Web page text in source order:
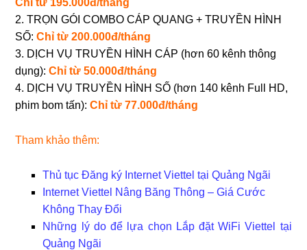
2. TRỌN GÓI COMBO CÁP QUANG + TRUYỀN HÌNH
SỐ:Chỉ từ 200.000đ/tháng
3. DỊCH VỤ TRUYỀN HÌNH CÁP (hơn 60 kênh thông
dụng):Chỉ từ 50.000đ/tháng
4. DỊCH VỤ TRUYỀN HÌNH SỐ (hơn 140 kênh Full HD,
phim bom tấn):Chỉ từ 77.000đ/tháng
Tham khảo thêm:
Thủ tục Đăng ký Internet Viettel tại Quảng Ngãi
Internet Viettel Nâng Băng Thông – Giá Cước
Không Thay Đổi
Những lý do để lựa chọn Lắp đặt WiFi Viettel tại
Quảng Ngãi